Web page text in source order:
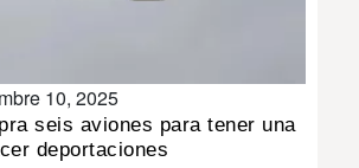
10, 2025
seis aviones para tener una
deportaciones